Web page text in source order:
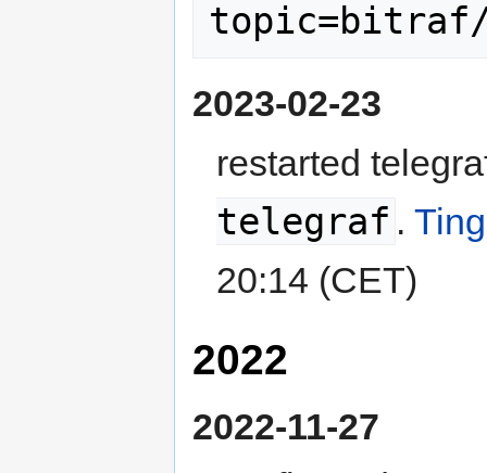
2023-02-23
restarted
telegraf .
20:14 (CET)
2022
2022-11-27